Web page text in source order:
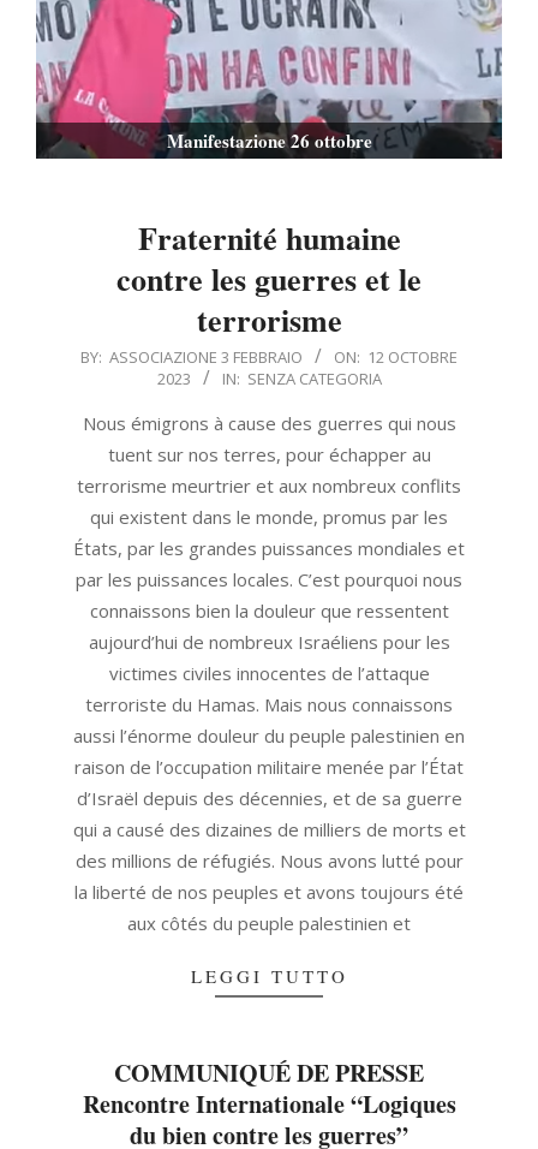
Manifestazione 26 ottobre
Fraternité humaine
contre les guerres et le
terrorisme
2023-
12
BY: ASSOCIAZIONE 3 FEBBRAIO ON: 12 OCTOBRE
2023
IN: SENZA CATEGORIA
Nous émigrons à cause des guerres qui nous
tuent sur nos terres, pour échapper au
terrorisme meurtrier et aux nombreux conflits
qui existent dans le monde, promus par les
États, par les grandes puissances mondiales et
par les puissances locales. C’est pourquoi nous
connaissons bien la douleur que ressentent
aujourd’hui de nombreux Israéliens pour les
victimes civiles innocentes de l’attaque
terroriste du Hamas. Mais nous connaissons
aussi l’énorme douleur du peuple palestinien en
raison de l’occupation militaire menée par l’État
d’Israël depuis des décennies, et de sa guerre
qui a causé des dizaines de milliers de morts et
des millions de réfugiés. Nous avons lutté pour
la liberté de nos peuples et avons toujours été
aux côtés du peuple palestinien et
LEGGI TUTTO
COMMUNIQUÉ DE PRESSE
Rencontre Internationale “Logiques
du bien contre les guerres”